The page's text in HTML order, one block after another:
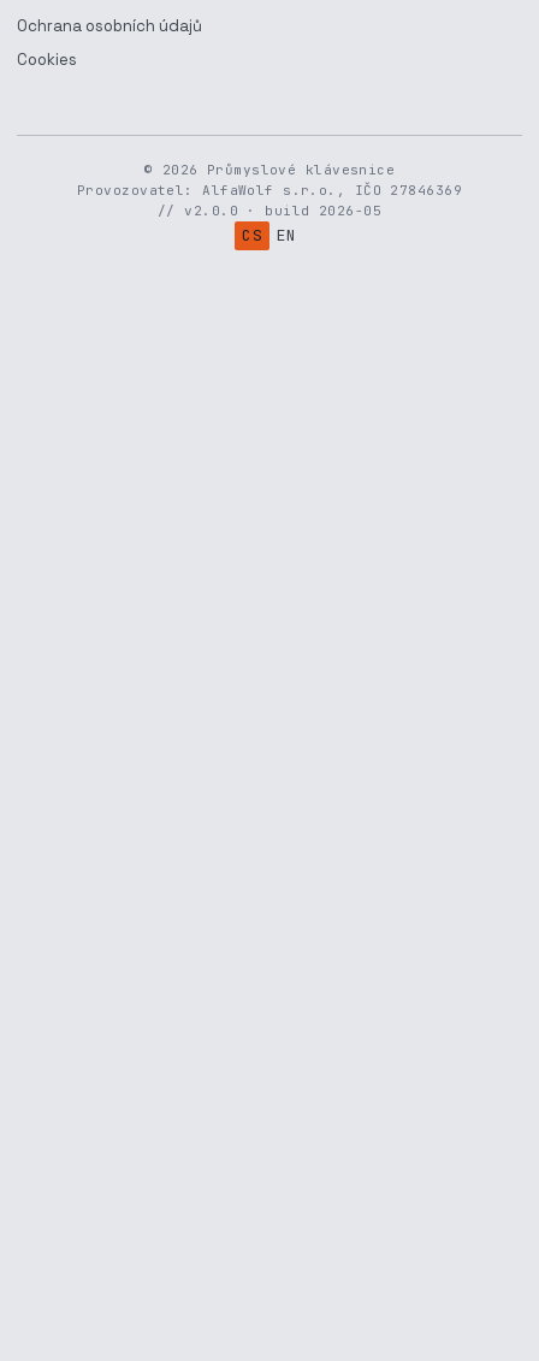
Ochrana osobních údajů
Cookies
© 2026 Průmyslové klávesnice
Provozovatel: AlfaWolf s.r.o., IČO 27846369
// v2.0.0 · build 2026-05
CS EN